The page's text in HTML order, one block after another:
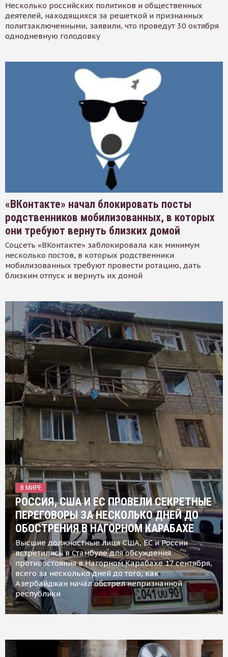
Несколько российских политиков и общественных
деятелей, находящихся за решеткой и признанных
политзаключенными, заявили, что проведут 30 октября
однодневную голодовку
«ВКонтакте» начал блокировать посты
родственников мобилизованных, в которых
они требуют вернуть близких домой
Соцсеть «ВКонтакте» заблокировала как минимум
несколько постов, в которых родственники
мобилизованных требуют провести ротацию, дать
близким отпуск и вернуть их домой
В МИРЕ
РОССИЯ, США И ЕС ПРОВЕЛИ СЕКРЕТНЫЕ
ПЕРЕГОВОРЫ ЗА НЕСКОЛЬКО ДНЕЙ ДО
ОБОСТРЕНИЯ В НАГОРНОМ КАРАБАХЕ
Высшие должностные лица США, ЕС и России
встретились в Стамбуле для обсуждения
противостояния в Нагорном Карабахе 17 сентября,
всего за несколько дней до того, как
Азербайджан начал обстрел непризнанной
республики